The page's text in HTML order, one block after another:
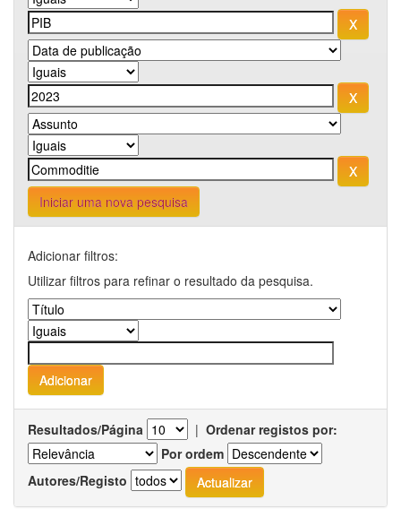
Iniciar uma nova pesquisa
Adicionar filtros:
Utilizar filtros para refinar o resultado da pesquisa.
Resultados/Página | Ordenar registos por:
Por ordem
Autores/Registo